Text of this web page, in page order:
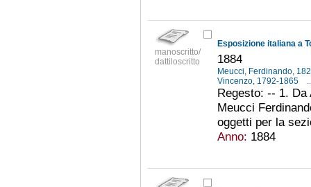
manoscritto/
dattiloscritto
Esposizione italiana a
1884
Meucci, Ferdinando,
Vincenzo, 1792-1865
Regesto: -- 1.
Meucci
oggetti per la
Anno: 1884